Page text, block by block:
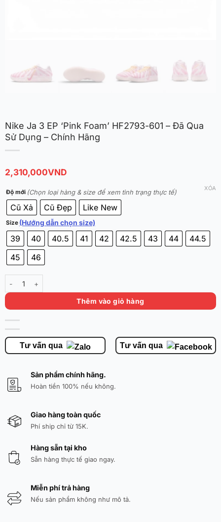
Nike Ja 3 EP ‘Pink Foam’ HF2793-601 – Đã Qua
Sử Dụng – Chính Hãng
2,310,000VND
Độ mới (Chọn loại hàng & size để xem tình trạng thực tế)
Cũ Xả Cũ Đẹp Like New
Size (Hướng dẫn chọn size)
39 40 40.5 41 42 42.5 43 44
44.5
45
46
XÓA
Nike Ja 3 EP 'Pink Foam' HF2793-601 - Đã Qua Sử Dụng - Chính
Thêm vào giỏ hàng
Tư vấn qua Tư vấn qua
Sản phẩm chính hãng.
Hoàn tiền 100% nếu không.
Giao hàng toàn quốc
Phí ship chỉ từ 15K.
Hàng sẵn tại kho
Sẵn hàng thực tế giao ngay.
Miễn phí trả hàng
Nếu sản phẩm không như mô tả.